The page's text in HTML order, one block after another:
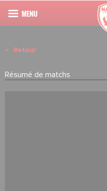
Retour
Résumé de matchs